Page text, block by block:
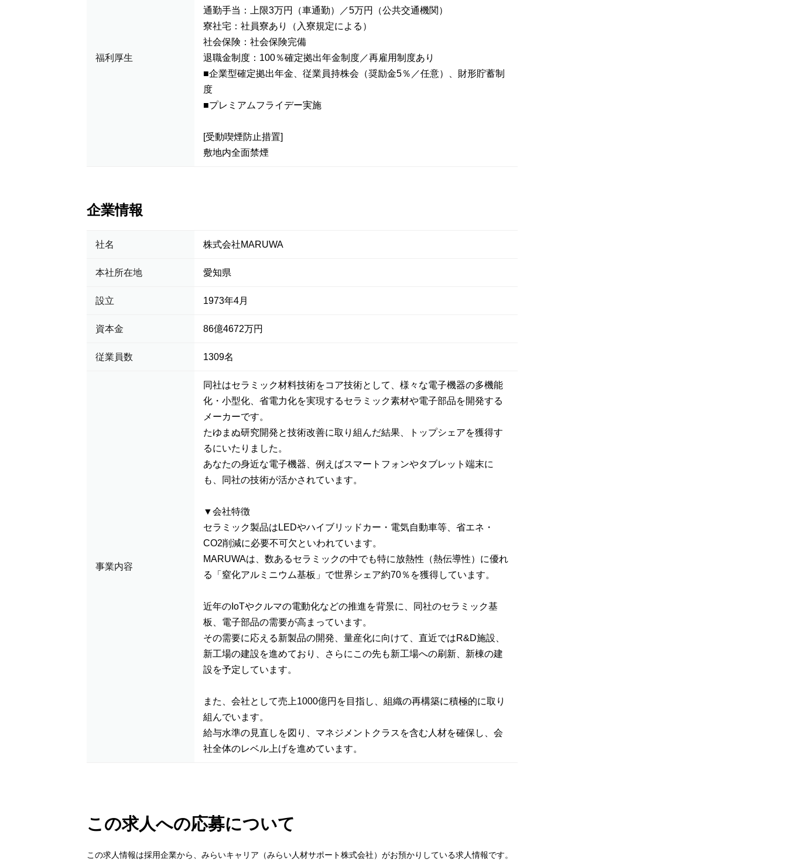
福利厚生
通勤手当：上限3万円（車通勤）／5万円（公共交通機関）
寮社宅：社員寮あり（入寮規定による）
社会保険：社会保険完備
退職金制度：100％確定拠出年金制度／再雇用制度あり
■企業型確定拠出年金、従業員持株会（奨励金5％／任意）、財形貯蓄制
度
■プレミアムフライデー実施
[受動喫煙防止措置]
敷地内全面禁煙
企業情報
社名 株式会社MARUWA
本社所在地 愛知県
設立 1973年4月
資本金 86億4672万円
従業員数 1309名
事業内容
同社はセラミック材料技術をコア技術として、様々な電子機器の多機能
化・小型化、省電力化を実現するセラミック素材や電子部品を開発する
メーカーです。
たゆまぬ研究開発と技術改善に取り組んだ結果、トップシェアを獲得す
るにいたりました。
あなたの身近な電子機器、例えばスマートフォンやタブレット端末に
も、同社の技術が活かされています。
▼会社特徴
セラミック製品はLEDやハイブリッドカー・電気自動車等、省エネ・
CO2削減に必要不可欠といわれています。
MARUWAは、数あるセラミックの中でも特に放熱性（熱伝導性）に優れ
る「窒化アルミニウム基板」で世界シェア約70％を獲得しています。
近年のIoTやクルマの電動化などの推進を背景に、同社のセラミック基
板、電子部品の需要が高まっています。
その需要に応える新製品の開発、量産化に向けて、直近ではR&D施設、
新工場の建設を進めており、さらにこの先も新工場への刷新、新棟の建
設を予定しています。
また、会社として売上1000億円を目指し、組織の再構築に積極的に取り
組んでいます。
給与水準の見直しを図り、マネジメントクラスを含む人材を確保し、会
社全体のレベル上げを進めています。
この求人への応募について
この求人情報は採用企業から、みらいキャリア（みらい人材サポート株式会社）がお預かりしている求人情報です。